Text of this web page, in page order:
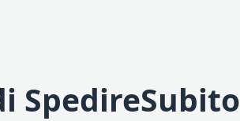
SpedireSubito